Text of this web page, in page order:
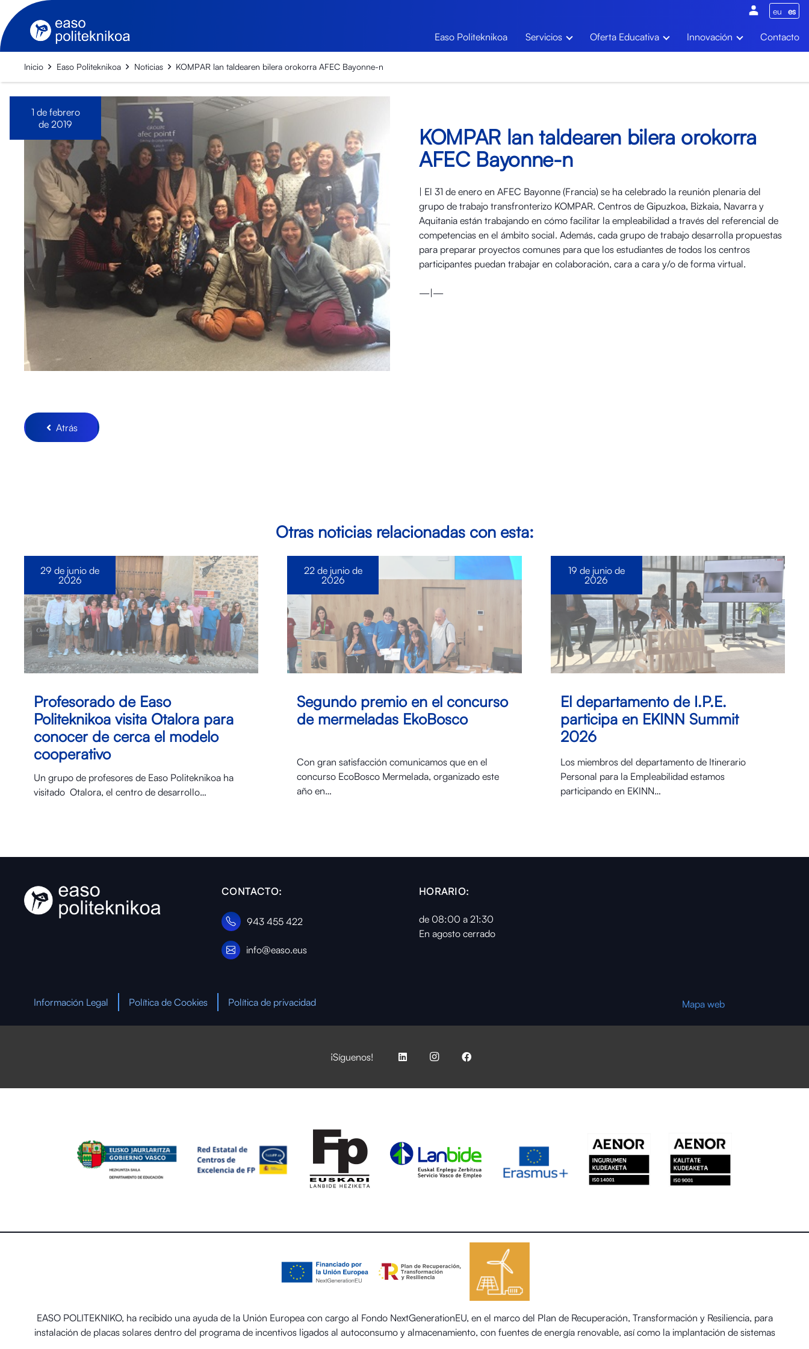
eu es
Easo Politeknikoa Servicios Oferta Educativa Innovación Contacto
Inicio Easo Politeknikoa Noticias KOMPAR lan taldearen bilera orokorra AFEC Bayonne-n
1 de febrero
de 2019
KOMPAR lan taldearen bilera orokorra
AFEC Bayonne-n
| El 31 de enero en AFEC Bayonne (Francia) se ha celebrado la reunión plenaria del
grupo de trabajo transfronterizo KOMPAR. Centros de Gipuzkoa, Bizkaia, Navarra y
Aquitania están trabajando en cómo facilitar la empleabilidad a través del referencial de
competencias en el ámbito social. Además, cada grupo de trabajo desarrolla propuestas
para preparar proyectos comunes para que los estudiantes de todos los centros
participantes puedan trabajar en colaboración, cara a cara y/o de forma virtual.
—|—
Atrás
Otras noticias relacionadas con esta:
Profesorado de Easo
Politeknikoa visita Otalora para
conocer de cerca el modelo
cooperativo
Un grupo de profesores de Easo Politeknikoa ha
visitado Otalora⁠, el centro de desarrollo…
29 de junio de
2026
Segundo premio en el concurso
de mermeladas EkoBosco
Con gran satisfacción comunicamos que en el
concurso EcoBosco Mermelada, organizado este
año en…
22 de junio de
2026
El departamento de I.P.E.
participa en EKINN Summit
2026
Los miembros del departamento de Itinerario
Personal para la Empleabilidad estamos
participando en EKINN…
19 de junio de
2026
CONTACTO:
943 455 422
info@easo.eus
HORARIO:
de 08:00 a 21:30
En agosto cerrado
Información Legal Política de Cookies Política de privacidad Mapa web
¡Síguenos!
EASO POLITEKNIKO, ha recibido una ayuda de la Unión Europea con cargo al Fondo NextGenerationEU, en el marco del Plan de Recuperación, Transformación y Resiliencia, para
instalación de placas solares dentro del programa de incentivos ligados al autoconsumo y almacenamiento, con fuentes de energía renovable, así como la implantación de sistemas